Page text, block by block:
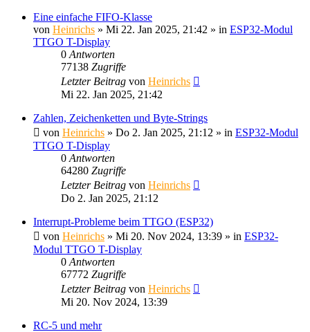
Eine einfache FIFO-Klasse
von Heinrichs » Mi 22. Jan 2025, 21:42 » in ESP32-Modul
TTGO T-Display
0 Antworten
77138 Zugriffe
Letzter Beitrag von Heinrichs
Mi 22. Jan 2025, 21:42
Zahlen, Zeichenketten und Byte-Strings
von Heinrichs » Do 2. Jan 2025, 21:12 » in ESP32-Modul
TTGO T-Display
0 Antworten
64280 Zugriffe
Letzter Beitrag von Heinrichs
Do 2. Jan 2025, 21:12
Interrupt-Probleme beim TTGO (ESP32)
von Heinrichs » Mi 20. Nov 2024, 13:39 » in ESP32-
Modul TTGO T-Display
0 Antworten
67772 Zugriffe
Letzter Beitrag von Heinrichs
Mi 20. Nov 2024, 13:39
RC-5 und mehr